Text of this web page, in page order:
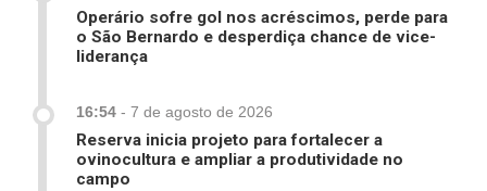
Operário sofre gol nos acréscimos, perde para
o São Bernardo e desperdiça chance de vice-
liderança
16:54 - 7 de agosto de 2026
Reserva inicia projeto para fortalecer a
ovinocultura e ampliar a produtividade no
campo